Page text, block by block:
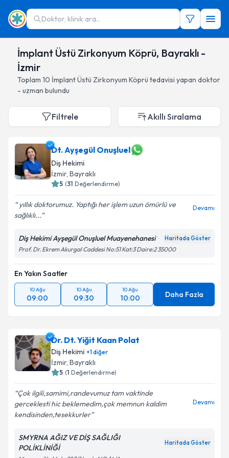
Doktor, klinik ara...
İmplant Üstü Zirkonyum Köprü, Bayraklı -
İzmir
Toplam 10 İmplant Üstü Zirkonyum Köprü tedavisi yapan doktor
- uzman bulundu
Filtrele Akıllı Sıralama
Dt. Ayşegül Onuşluel
Diş Hekimi
İzmir, Bayraklı
5 (31 Değerlendirme)
yıllık doktorumuz. Yaptığı her işlem uzun ömürlü ve
sağlıklı...
Devamı
Diş Hekimi Ayşegül Onuşluel Muayenehanesi Haritada Göster
Prof. Dr. Ekrem Akurgal Caddesi No:51 Kat:3 Daire:2 35000
En Yakın Saatler
10 Ağu
09:00
10 Ağu
09:30
10 Ağu
10:00 Daha Fazla
Dr. Dt. Yiğit Kaan Polat
Diş Hekimi +1diğer
İzmir, Bayraklı
5 (1 Değerlendirme)
Çok ilgili,samimi,randevumuz tam vaktinde
gerceklesti hic beklemedim,çok memnun kaldim
kendisinden,tesekkurler
Devamı
SMYRNA AĞIZ VE DİŞ SAĞLIĞI
POLİKLİNİĞİ
Haritada Göster